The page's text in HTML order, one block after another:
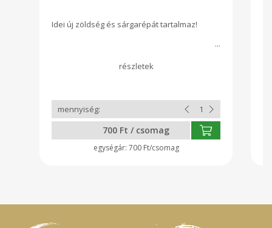
Idei új zöldség és sárgarépát tartalmaz!
700 Ft / csomag
700 Ft/csomag